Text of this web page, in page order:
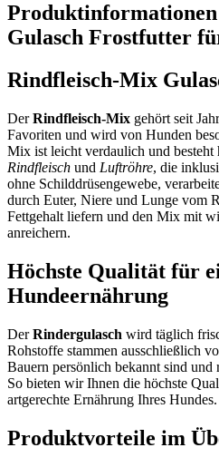
Gulasch Frostfutter
Rindfleisch-Mix
DerRindfleisch-Mix gehört seit
Favoriten und wird von Hunden
Mix ist leicht verdaulich und besteht
Rindfleisch und Luftröhre, die
ohne Schilddrüsengewebe,
durch Euter, Niere und Lunge vom
Fettgehalt liefern und den Mix mit
anreichern.
Höchste Qualität für
Hundeernährung
DerRindergulasch wird täglich
Rohstoffe stammen ausschließlich
Bauern persönlich bekannt sind
So bieten wir Ihnen die höchste
artgerechte Ernährung Ihres Hundes.
Produktvorteile im